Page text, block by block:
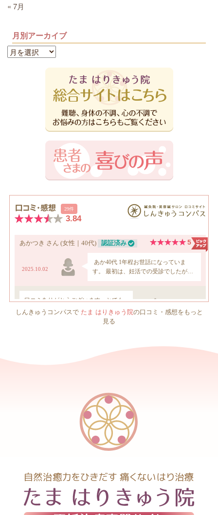
« 7月
月別アーカイブ
月
別
しんきゅうコンパスで たま はりきゅう院の口コミ・感想をもっと
見る